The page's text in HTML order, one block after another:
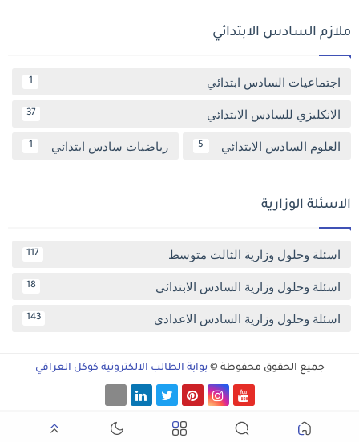
ملازم السادس الابتدائي
اجتماعيات السادس ابتدائي 1
الانكليزي للسادس الابتدائي 37
العلوم السادس الابتدائي 5 رياضيات سادس ابتدائي 1
الاسئلة الوزارية
اسئلة وحلول وزارية الثالث متوسط 117
اسئلة وحلول وزارية السادس الابتدائي 18
اسئلة وحلول وزارية السادس الاعدادي 143
جميع الحقوق محفوظة © بوابة الطالب الالكترونية كوكل العراقي